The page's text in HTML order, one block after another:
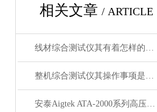
相关文章 / ARTICLE
线材综合测试仪其有着怎样的优势呢？
整机综合测试仪其操作事项是很有讲究的
安泰Aigtek ATA-2000系列高压放大器